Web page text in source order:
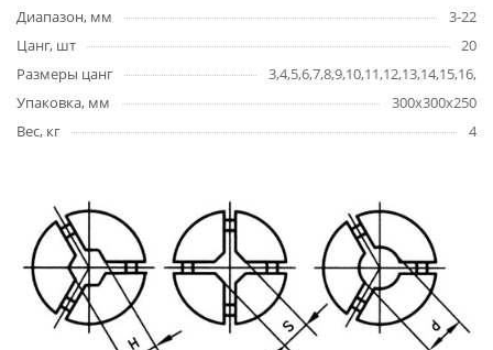
Диапазон, мм
3-22
Цанг, шт
20
Размеры цанг
Упаковка, мм
300х300х250
Вес, кг
4